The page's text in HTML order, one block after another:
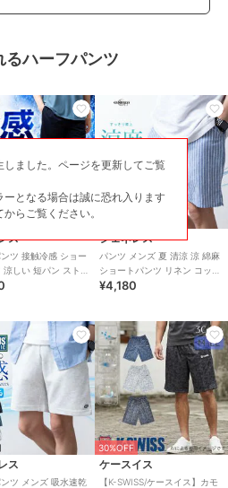
るハーフパンツ
ス
ツ 接触冷感 ショー
涼しい 短パン ストレ
イージーパンツ 冷感
ジェネレス
パンツ メンズ 夏 清涼 涼 綿麻
ショートパンツ リネン コット
ン ハーフパンツ
¥4,180
ス
ツ メンズ 吸水速乾
30%OFF
ケースイス
【K-SWISS/ケースイス】カモ
ました。ページを更新してご覧
となる場合は誠に恐れ入ります
らご覧ください。